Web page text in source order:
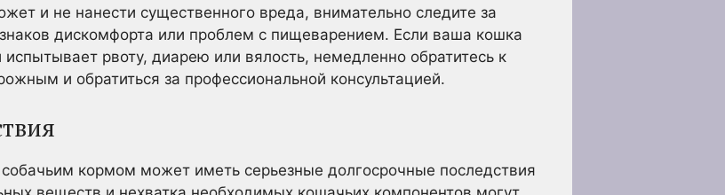
и не нанести существенного вреда, внимательно следите за
дискомфорта или проблем с пищеварением. Если ваша кошка
рвоту, диарею или вялость, немедленно обратитесь к
и обратиться за профессиональной консультацией.
кормом может иметь серьезные долгосрочные последствия